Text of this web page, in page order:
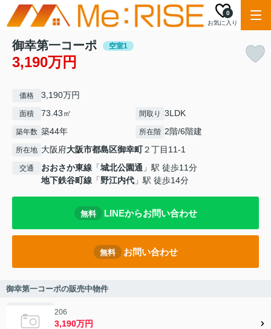
お気に入り
0
御幸第一コーポ 空室1
3,190万円
価格 3,190万円
面積 73.43㎡ 間取り 3LDK
築年数 築44年 所在階 2階/6階建
所在地 大阪府大阪市都島区御幸町２丁目11-1
交通 おおさか東線 「城北公園通 」駅 徒歩11分
地下鉄谷町線 「野江内代 」駅 徒歩14分
無料 LINEからお問い合わせ
無料 お問い合わせ
御幸第一コーポの販売中物件
206
3,190万円